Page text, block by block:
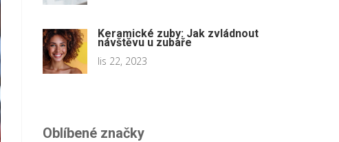
Keramické zuby: Jak zvládnout
návštěvu u zubaře
lis 22, 2023
Oblíbené značky